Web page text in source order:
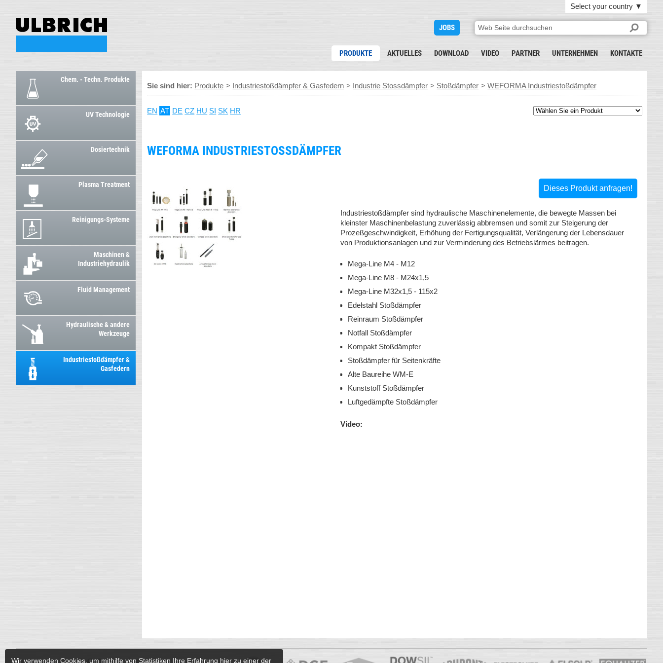
Select your country ▼
JOBS
PRODUKTE AKTUELLES DOWNLOAD VIDEO PARTNER UNTERNEHMEN KONTAKTE
Chem. - Techn. Produkte
UV Technologie
Dosiertechnik
Plasma Treatment
Reinigungs-Systeme
Maschinen &
Industriehydraulik
Fluid Management
Hydraulische & andere
Werkzeuge
Industriestoßdämpfer &
Gasfedern
Sie sind hier: Produkte > Industriestoßdämpfer & Gasfedern > Industrie Stossdämpfer > Stoßdämpfer >WEFORMA Industriestoßdämpfer
EN AT DE CZ HU SI SK HR
WEFORMA INDUSTRIESTOSSDÄMPFER
Dieses Produkt anfragen!
Industriestoßdämpfer sind hydraulische Maschinenelemente, die bewegte Massen bei
kleinster Maschinenbelastung zuverlässig abbremsen und somit zur Steigerung der
Prozeßgeschwindigkeit, Erhöhung der Fertigungsqualität, Verlängerung der Lebensdauer
von Produktionsanlagen und zur Verminderung des Betriebslärmes beitragen.
Mega-Line M4 - M12
Mega-Line M8 - M24x1,5
Mega-Line M32x1,5 - 115x2
Edelstahl Stoßdämpfer
Reinraum Stoßdämpfer
Notfall Stoßdämpfer
Kompakt Stoßdämpfer
Stoßdämpfer für Seitenkräfte
Alte Baureihe WM-E
Kunststoff Stoßdämpfer
Luftgedämpfte Stoßdämpfer
Video:
Wir verwenden Cookies, um mithilfe von Statistiken Ihre Erfahrung hier zu einer der